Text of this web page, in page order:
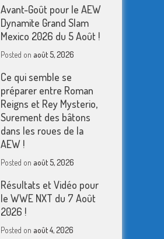
Avant-Goût pour le AEW
Dynamite Grand Slam
Mexico 2026 du 5 Août !
Posted on août 5, 2026
Ce qui semble se
préparer entre Roman
Reigns et Rey Mysterio,
Surement des bâtons
dans les roues de la
AEW !
Posted on août 5, 2026
Résultats et Vidéo pour
le WWE NXT du 7 Août
2026 !
Posted on août 4, 2026